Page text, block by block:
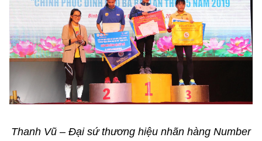
Thanh Vũ – Đại sứ thương hiệu nhãn hàng Number